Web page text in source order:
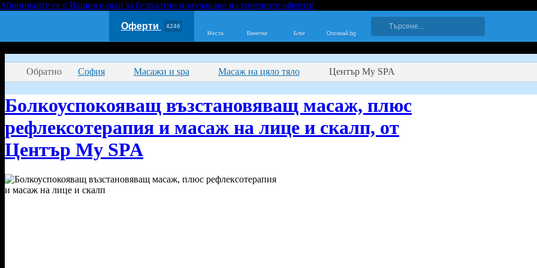
Абонирайте се с Вашия e-mail за безплатно получаване на горещите оферти!
Оферти 4246
Места Винетки Блог Опознай.bg
Обратно София Масажи и spa Масаж на цяло тяло Център My SPA
Болкоуспокояващ възстановяващ масаж, плюс
рефлексотерапия и масаж на лице и скалп, от
Център My SPA